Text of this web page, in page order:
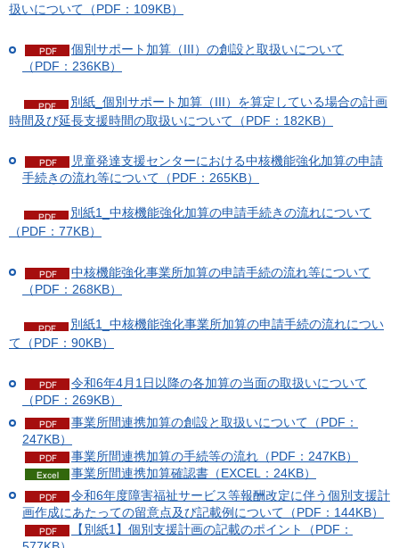
扱いについて（PDF：109KB）
個別サポート加算（III）の創設と取扱いについて
（PDF：236KB）
別紙_個別サポート加算（III）を算定している場合の計画
時間及び延長支援時間の取扱いについて（PDF：182KB）
児童発達支援センターにおける中核機能強化加算の申請
手続きの流れ等について（PDF：265KB）
別紙1_中核機能強化加算の申請手続きの流れについて
（PDF：77KB）
中核機能強化事業所加算の申請手続の流れ等について
（PDF：268KB）
別紙1_中核機能強化事業所加算の申請手続の流れについ
て（PDF：90KB）
令和6年4月1日以降の各加算の当面の取扱いについて
（PDF：269KB）
事業所間連携加算の創設と取扱いについて（PDF：
247KB）
事業所間連携加算の手続等の流れ（PDF：247KB）
事業所間連携加算確認書（EXCEL：24KB）
令和6年度障害福祉サービス等報酬改定に伴う個別支援計
画作成にあたっての留意点及び記載例について（PDF：144KB）
【別紙1】個別支援計画の記載のポイント（PDF：